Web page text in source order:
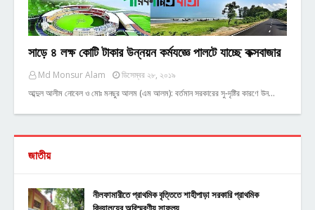
সাড়ে ৪ লক্ষ কোটি টাকার উন্নয়ন কর্মযজ্ঞে পালটে যাচ্ছে কক্সবাজার
Md Monsur Alam
ডিসেম্বর ২৮, ২০১৯
আব্দুল আলীম নোবেল ও মোঃ মনছুর আলম (এম আলম): বর্তমান সরকারের সু-দৃষ্টির কারণে উন…
জাতীয়
নীলফামারীতে প্রাথমিক বৃত্তিতে শাহীপাড়া সরকারি প্রাথমিক